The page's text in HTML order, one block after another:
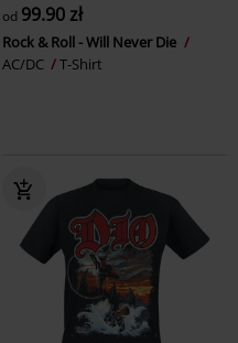
od 99.90 zł
Rock & Roll - Will Never Die
AC/DC
T-Shirt